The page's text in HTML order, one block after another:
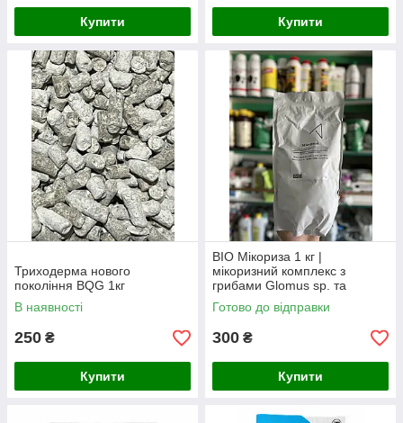
Купити Купити
Триходерма нового
покоління BQG 1кг
В наявності
250 ₴
Купити
BIO Мікориза 1 кг |
мікоризний комплекс з
грибами Glomus sp. та
Trichoderma viride
Готово до відправки
300 ₴
Купити